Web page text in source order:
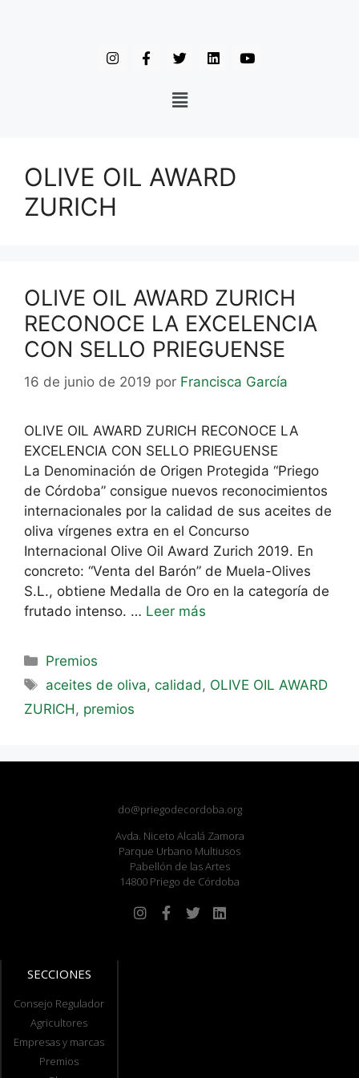
OLIVE OIL AWARD
ZURICH
OLIVE OIL AWARD ZURICH
RECONOCE LA EXCELENCIA
CON SELLO PRIEGUENSE
16 de junio de 2019 por Francisca García
OLIVE OIL AWARD ZURICH RECONOCE LA
EXCELENCIA CON SELLO PRIEGUENSE
La Denominación de Origen Protegida “Priego
de Córdoba” consigue nuevos reconocimientos
internacionales por la calidad de sus aceites de
oliva vírgenes extra en el Concurso
Internacional Olive Oil Award Zurich 2019. En
concreto: “Venta del Barón” de Muela-Olives
S.L., obtiene Medalla de Oro en la categoría de
frutado intenso. … Leer más
Premios
aceites de oliva,calidad , OLIVE OIL AWARD
ZURICH , premios
do@priegodecordoba.org
Avda. Niceto Alcalá Zamora
Parque Urbano Multiusos
Pabellón de las Artes
14800 Priego de Córdoba
SECCIONES
Consejo Regulador
Agricultores
Empresas y marcas
Premios